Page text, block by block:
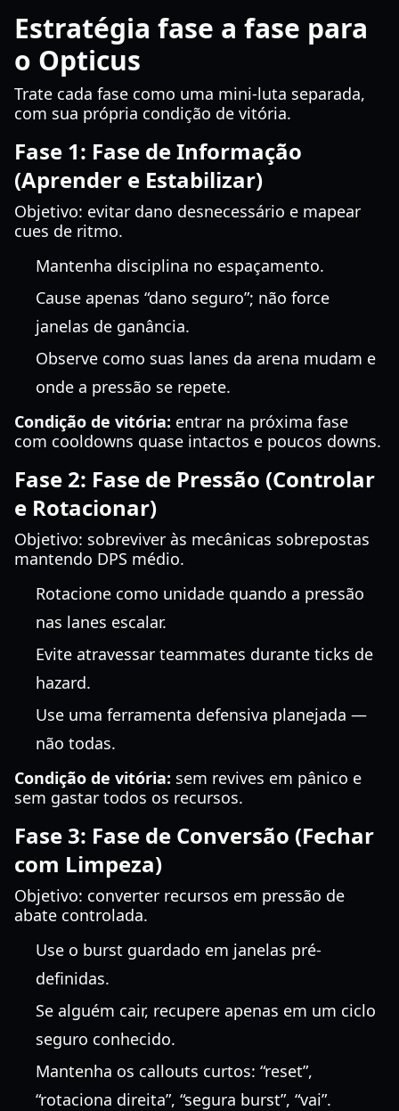
Estratégia fase a fase para
o Opticus
Trate cada fase como uma mini-luta separada,
com sua própria condição de vitória.
Fase 1: Fase de Informação
(Aprender e Estabilizar)
Objetivo: evitar dano desnecessário e mapear
cues de ritmo.
Mantenha disciplina no espaçamento.
Cause apenas “dano seguro”; não force
janelas de ganância.
Observe como suas lanes da arena mudam e
onde a pressão se repete.
Condição de vitória: entrar na próxima fase
com cooldowns quase intactos e poucos downs.
Fase 2: Fase de Pressão (Controlar
e Rotacionar)
Objetivo: sobreviver às mecânicas sobrepostas
mantendo DPS médio.
Rotacione como unidade quando a pressão
nas lanes escalar.
Evite atravessar teammates durante ticks de
hazard.
Use uma ferramenta defensiva planejada —
não todas.
Condição de vitória: sem revives em pânico e
sem gastar todos os recursos.
Fase 3: Fase de Conversão (Fechar
com Limpeza)
Objetivo: converter recursos em pressão de
abate controlada.
Use o burst guardado em janelas pré-
definidas.
Se alguém cair, recupere apenas em um ciclo
seguro conhecido.
Mantenha os callouts curtos: “reset”,
“rotaciona direita”, “segura burst”, “vai”.